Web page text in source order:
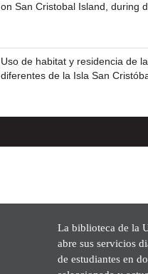
on San Cristobal Island, during
Uso de habitat y residencia de
diferentes de la Isla San
La biblioteca de la
abre sus servicios
de estudiantes en